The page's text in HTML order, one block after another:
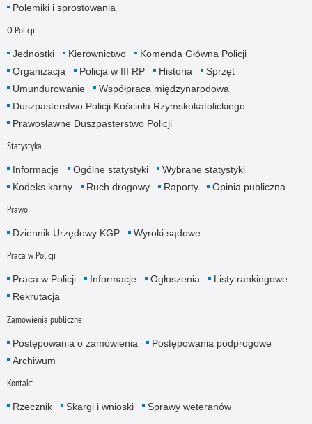
Polemiki i sprostowania
O Policji
Jednostki Kierownictwo
Komenda Główna Policji
Organizacja
Policja w III RP Historia
Sprzęt
Umundurowanie
Współpraca międzynarodowa
Duszpasterstwo Policji Kościoła Rzymskokatolickiego
Prawosławne Duszpasterstwo Policji
Statystyka
Informacje Ogólne statystyki
Wybrane statystyki
Kodeks karny
Ruch drogowy Raporty Opinia publiczna
Prawo
Dziennik Urzędowy KGP Wyroki sądowe
Praca w Policji
Praca w Policji Informacje Ogłoszenia
Listy rankingowe
Rekrutacja
Zamówienia publiczne
Postępowania o zamówienia
Postępowania podprogowe
Archiwum
Kontakt
Rzecznik Skargi i wnioski Sprawy weteranów